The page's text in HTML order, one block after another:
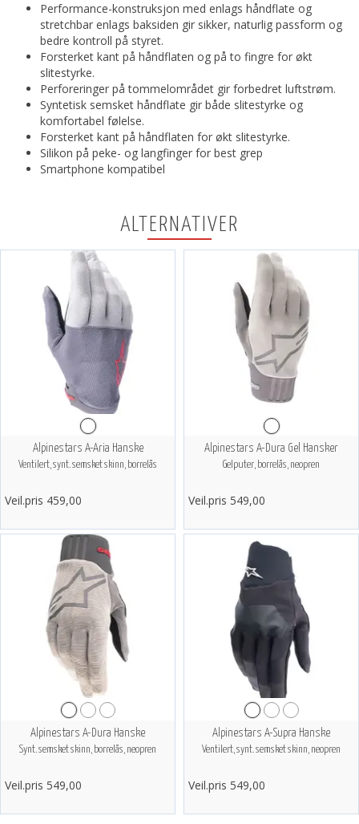
Performance-konstruksjon med enlags håndflate og
stretchbar enlags baksiden gir sikker, naturlig passform og
bedre kontroll på styret.
Forsterket kant på håndflaten og på to fingre for økt
slitestyrke.
Perforeringer på tommelområdet gir forbedret luftstrøm.
Syntetisk semsket håndflate gir både slitestyrke og
komfortabel følelse.
Forsterket kant på håndflaten for økt slitestyrke.
Silikon på peke- og langfinger for best grep
Smartphone kompatibel
ALTERNATIVER
Alpinestars A-Aria Hanske
Ventilert, synt. semsket skinn, borrelås
Veil.pris 459,00
Alpinestars A-Dura Gel Hansker
Gelputer, borrelås, neopren
Veil.pris 549,00
Alpinestars A-Dura Hanske
Synt. semsket skinn, borrelås, neopren
Veil.pris 549,00
Alpinestars A-Supra Hanske
Ventilert, synt. semsket skinn, neopren
Veil.pris 549,00